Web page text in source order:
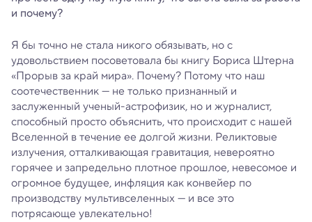
и почему?
Я бы точно не стала никого обязывать, но с
удовольствием посоветовала бы книгу Бориса Штерна
«Прорыв за край мира». Почему? Потому что наш
соотечественник — не только признанный и
заслуженный ученый-астрофизик, но и журналист,
способный просто объяснить, что происходит с нашей
Вселенной в течение ее долгой жизни. Реликтовые
излучения, отталкивающая гравитация, невероятно
горячее и запредельно плотное прошлое, невесомое и
огромное будущее, инфляция как конвейер по
производству мультивселенных — и все это
потрясающе увлекательно!